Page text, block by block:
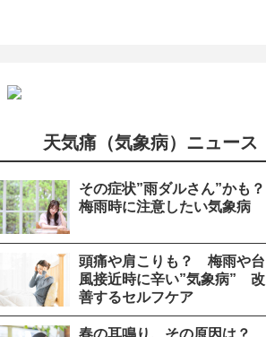
21
安心
961
8 (土)
0
安心
962
天気痛（気象病）ニュース
その症状”雨ダルさん”かも？
梅雨時に注意したい気象病
頭痛や肩こりも？ 梅雨や台
風接近時に辛い”気象病” 改
善するセルフケア
春の耳鳴り、その原因は？